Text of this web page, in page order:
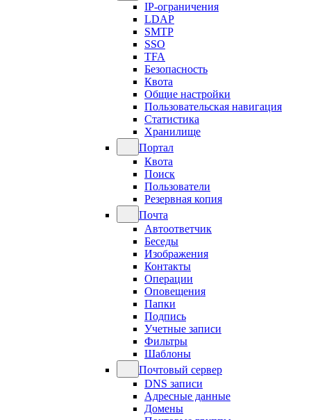
IP-ограничения
LDAP
SMTP
SSO
TFA
Безопасность
Квота
Общие настройки
Пользовательская навигация
Статистика
Хранилище
Портал
Квота
Поиск
Пользователи
Резервная копия
Почта
Автоответчик
Беседы
Изображения
Контакты
Операции
Оповещения
Папки
Подпись
Учетные записи
Фильтры
Шаблоны
Почтовый сервер
DNS записи
Адресные данные
Домены